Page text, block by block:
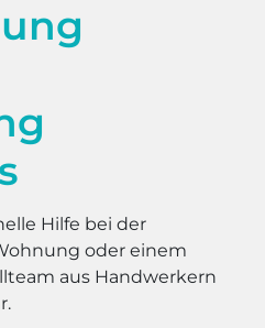
Hilfe bei der
oder einem
aus Handwerkern